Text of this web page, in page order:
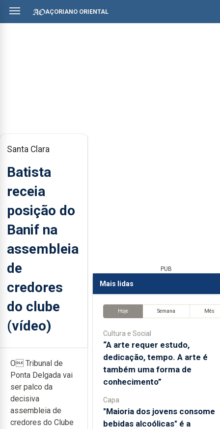
AÇORIANO ORIENTAL
Santa Clara
Batista
receia
posição do
Banif na
assembleia
de
credores
do clube
(vídeo)
O Tribunal de
Ponta Delgada vai
ser palco da
decisiva
assembleia de
credores do Clube
PUB
Mais lidas
Hoje Semana Mês
Cultura e Social
“A arte requer estudo,
dedicação, tempo. A arte é
também uma forma de
conhecimento”
Capa
"Maioria dos jovens consome
bebidas alcoólicas" é a